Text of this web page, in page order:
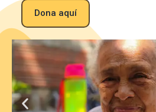
Dona aquí
P